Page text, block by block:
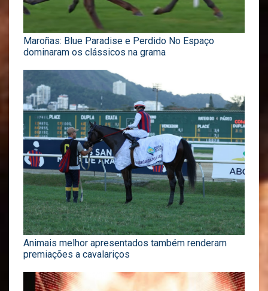
Maroñas: Blue Paradise e Perdido No Espaço
dominaram os clássicos na grama
Animais melhor apresentados também renderam
premiações a cavalariços